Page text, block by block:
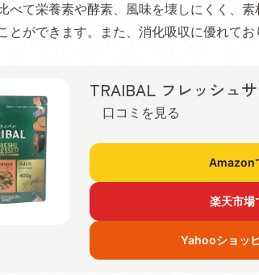
べて栄養素や酵素、風味を壊しにくく、
とができます。また、消化吸収に優れて
TRAIBAL フレッシュ
口コミを見る
Amazon
楽天市場
Yahooショッ